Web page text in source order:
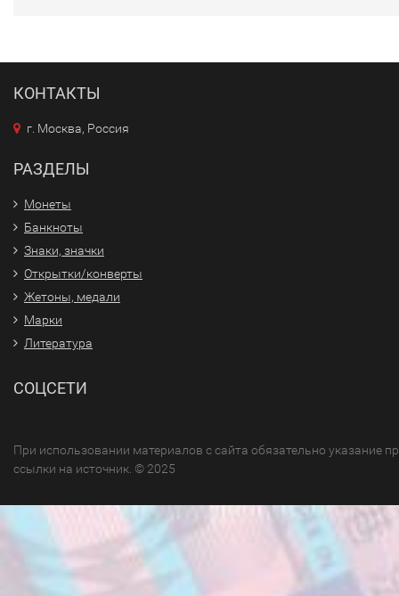
КОНТАКТЫ
г. Москва, Россия
РАЗДЕЛЫ
Монеты
Банкноты
Знаки, значки
Открытки/конверты
Жетоны, медали
Марки
Литература
СОЦСЕТИ
При использовании материалов с сайта обязательно указание
ссылки на источник. © 2025